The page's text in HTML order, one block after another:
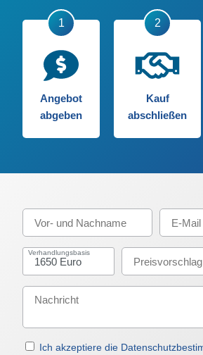
Angebot
abgeben
Kauf
abschließen
Verhandlungsbasis
Ich akzeptiere die